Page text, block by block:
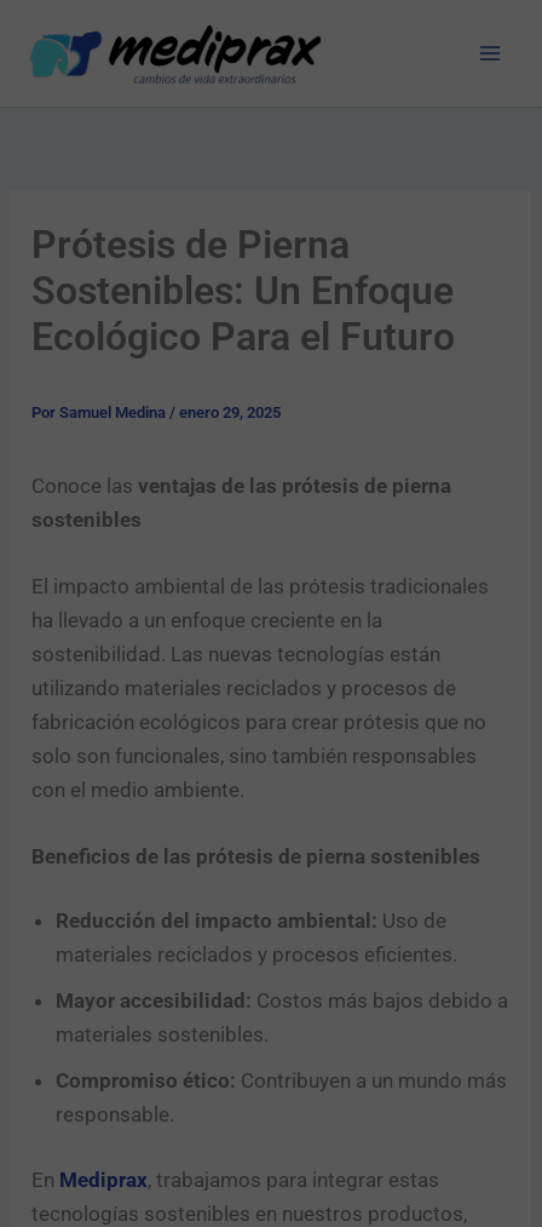
contenido
Prótesis de Pierna
Sostenibles: Un Enfoque
Ecológico Para el Futuro
PorSamuel Medina /enero 29, 2025
Conoce las ventajas de las prótesis de pierna
sostenibles
El impacto ambiental de las prótesis tradicionales
ha llevado a un enfoque creciente en la
sostenibilidad. Las nuevas tecnologías están
utilizando materiales reciclados y procesos de
fabricación ecológicos para crear prótesis que no
solo son funcionales, sino también responsables
con el medio ambiente.
Beneficios de las prótesis de pierna sostenibles
Reducción del impacto ambiental: Uso de
materiales reciclados y procesos eficientes.
Mayor accesibilidad: Costos más bajos debido a
materiales sostenibles.
Compromiso ético: Contribuyen a un mundo más
responsable.
En Mediprax, trabajamos para integrar estas
tecnologías sostenibles en nuestros productos,